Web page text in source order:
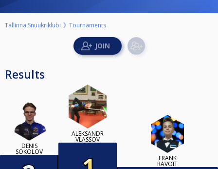
Tallinna Snuukriklubi Tournaments
Results
DENIS
SOKOLOV
ALEKSANDR
VLASSOV
FRANK
RAVOIT